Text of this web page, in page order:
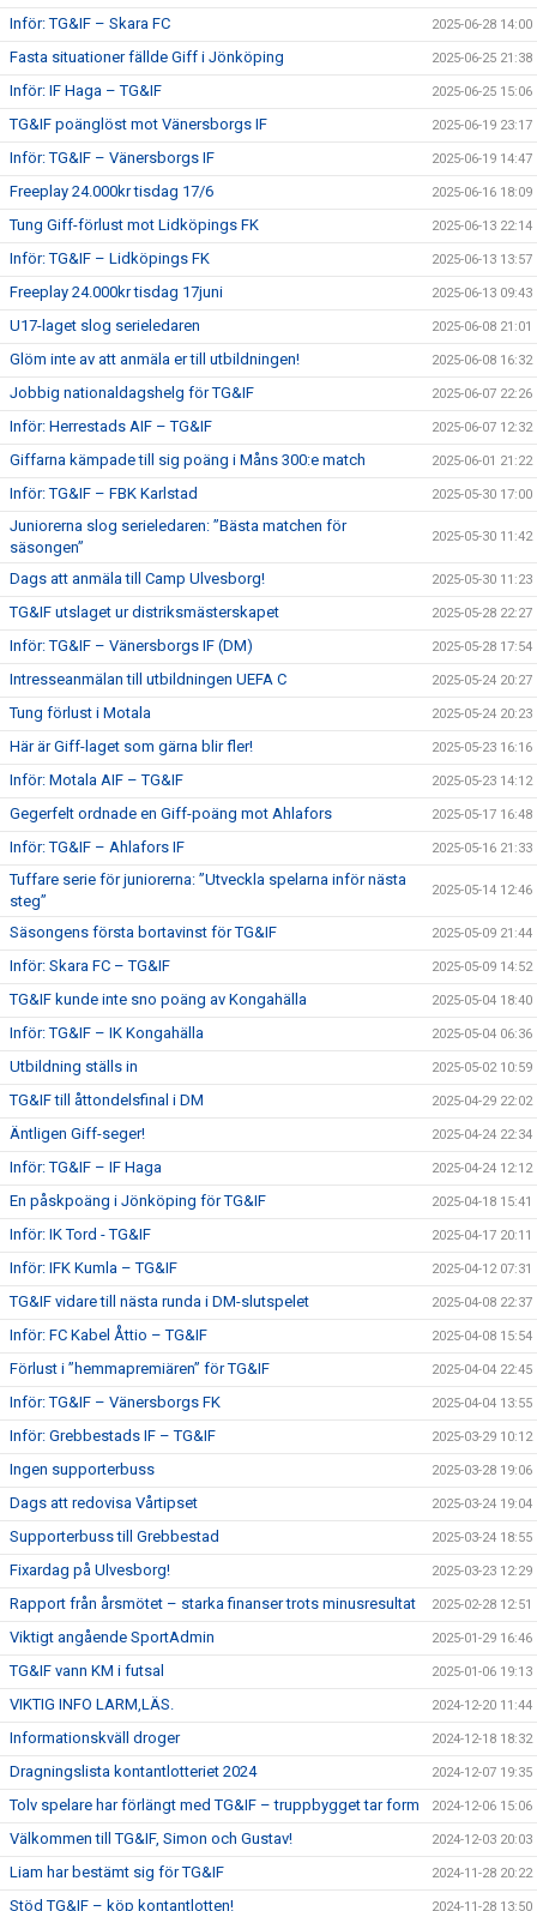
Inför: TG&IF – Skara FC 2025-06-28 14:00
Fasta situationer fällde Giff i Jönköping 2025-06-25 21:38
Inför: IF Haga – TG&IF 2025-06-25 15:06
TG&IF poänglöst mot Vänersborgs IF 2025-06-19 23:17
Inför: TG&IF – Vänersborgs IF 2025-06-19 14:47
Freeplay 24.000kr tisdag 17/6 2025-06-16 18:09
Tung Giff-förlust mot Lidköpings FK 2025-06-13 22:14
Inför: TG&IF – Lidköpings FK 2025-06-13 13:57
Freeplay 24.000kr tisdag 17juni 2025-06-13 09:43
U17-laget slog serieledaren 2025-06-08 21:01
Glöm inte av att anmäla er till utbildningen! 2025-06-08 16:32
Jobbig nationaldagshelg för TG&IF 2025-06-07 22:26
Inför: Herrestads AIF – TG&IF 2025-06-07 12:32
Giffarna kämpade till sig poäng i Måns 300:e match 2025-06-01 21:22
Inför: TG&IF – FBK Karlstad 2025-05-30 17:00
Juniorerna slog serieledaren: ”Bästa matchen för
säsongen”
2025-05-30 11:42
Dags att anmäla till Camp Ulvesborg! 2025-05-30 11:23
TG&IF utslaget ur distriksmästerskapet 2025-05-28 22:27
Inför: TG&IF – Vänersborgs IF (DM) 2025-05-28 17:54
Intresseanmälan till utbildningen UEFA C 2025-05-24 20:27
Tung förlust i Motala 2025-05-24 20:23
Här är Giff-laget som gärna blir fler! 2025-05-23 16:16
Inför: Motala AIF – TG&IF 2025-05-23 14:12
Gegerfelt ordnade en Giff-poäng mot Ahlafors 2025-05-17 16:48
Inför: TG&IF – Ahlafors IF 2025-05-16 21:33
Tuffare serie för juniorerna: ”Utveckla spelarna inför nästa
steg”
2025-05-14 12:46
Säsongens första bortavinst för TG&IF 2025-05-09 21:44
Inför: Skara FC – TG&IF 2025-05-09 14:52
TG&IF kunde inte sno poäng av Kongahälla 2025-05-04 18:40
Inför: TG&IF – IK Kongahälla 2025-05-04 06:36
Utbildning ställs in 2025-05-02 10:59
TG&IF till åttondelsfinal i DM 2025-04-29 22:02
Äntligen Giff-seger! 2025-04-24 22:34
Inför: TG&IF – IF Haga 2025-04-24 12:12
En påskpoäng i Jönköping för TG&IF 2025-04-18 15:41
Inför: IK Tord - TG&IF 2025-04-17 20:11
Inför: IFK Kumla – TG&IF 2025-04-12 07:31
TG&IF vidare till nästa runda i DM-slutspelet 2025-04-08 22:37
Inför: FC Kabel Åttio – TG&IF 2025-04-08 15:54
Förlust i ”hemmapremiären” för TG&IF 2025-04-04 22:45
Inför: TG&IF – Vänersborgs FK 2025-04-04 13:55
Inför: Grebbestads IF – TG&IF 2025-03-29 10:12
Ingen supporterbuss 2025-03-28 19:06
Dags att redovisa Vårtipset 2025-03-24 19:04
Supporterbuss till Grebbestad 2025-03-24 18:55
Fixardag på Ulvesborg! 2025-03-23 12:29
Rapport från årsmötet – starka finanser trots minusresultat 2025-02-28 12:51
Viktigt angående SportAdmin 2025-01-29 16:46
TG&IF vann KM i futsal 2025-01-06 19:13
VIKTIG INFO LARM,LÄS. 2024-12-20 11:44
Informationskväll droger 2024-12-18 18:32
Dragningslista kontantlotteriet 2024 2024-12-07 19:35
Tolv spelare har förlängt med TG&IF – truppbygget tar form 2024-12-06 15:06
Välkommen till TG&IF, Simon och Gustav! 2024-12-03 20:03
Liam har bestämt sig för TG&IF 2024-11-28 20:22
Stöd TG&IF – köp kontantlotten! 2024-11-28 13:50